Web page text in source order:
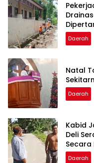
Daerah
Natal
Daerah
Kabid
Deli
Secara
Daerah